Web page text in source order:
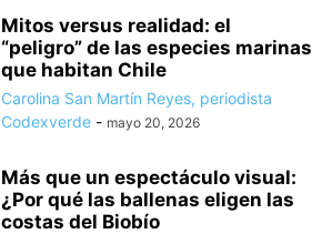
Mitos versus realidad: el
“peligro” de las especies marinas
que habitan Chile
Carolina San Martín Reyes, periodista
Codexverde - mayo 20, 2026
Más que un espectáculo visual:
¿Por qué las ballenas eligen las
costas del Biobío